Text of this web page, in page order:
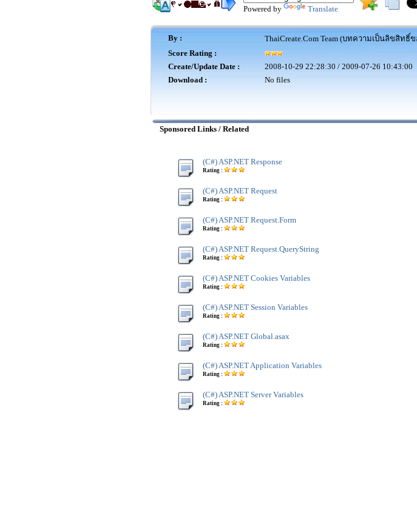
Powered by Translate
By :
ThaiCreate.Com Team (บทความเป็นลิขสิท
Score Rating :
Create/Update Date :
2008-10-29 22:28:30 / 2009-07-26 10:43:00
Download :
No files
Sponsored Links / Related
(C#) ASP.NET Response
Rating :
(C#) ASP.NET Request
Rating :
(C#) ASP.NET Request.Form
Rating :
(C#) ASP.NET Request.QueryString
Rating :
(C#) ASP.NET Cookies Variables
Rating :
(C#) ASP.NET Session Variables
Rating :
(C#) ASP.NET Global.asax
Rating :
(C#) ASP.NET Application Variables
Rating :
(C#) ASP.NET Server Variables
Rating :